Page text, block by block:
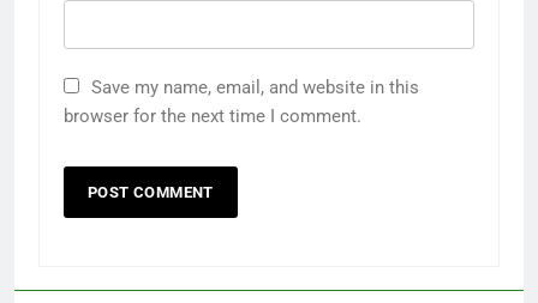
Save my name, email, and website in this
browser for the next time I comment.